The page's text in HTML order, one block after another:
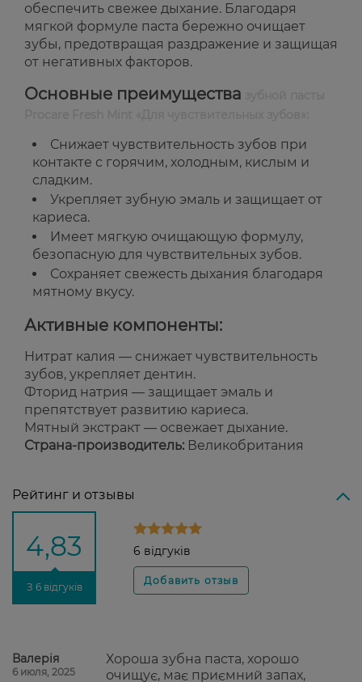
обеспечить свежее дыхание. Благодаря
мягкой формуле паста бережно очищает
зубы, предотвращая раздражение и защищая
от негативных факторов.
Основные преимущества
Снижает чувствительность зубов при
контакте с горячим, холодным, кислым и
сладким.
Укрепляет зубную эмаль и защищает от
кариеса.
Имеет мягкую очищающую формулу,
безопасную для чувствительных зубов.
Сохраняет свежесть дыхания благодаря
мятному вкусу.
Активные компоненты:
Нитрат калия — снижает чувствительность
зубов, укрепляет дентин.
Фторид натрия — защищает эмаль и
препятствует развитию кариеса.
Мятный экстракт — освежает дыхание.
Страна-производитель: Великобритания
Рейтинг и отзывы
4,83
З 6 відгуків
6 відгуків
Валерія
6 июля, 2025
Хороша зубна паста, хорошо
очищує, має приємний запах,